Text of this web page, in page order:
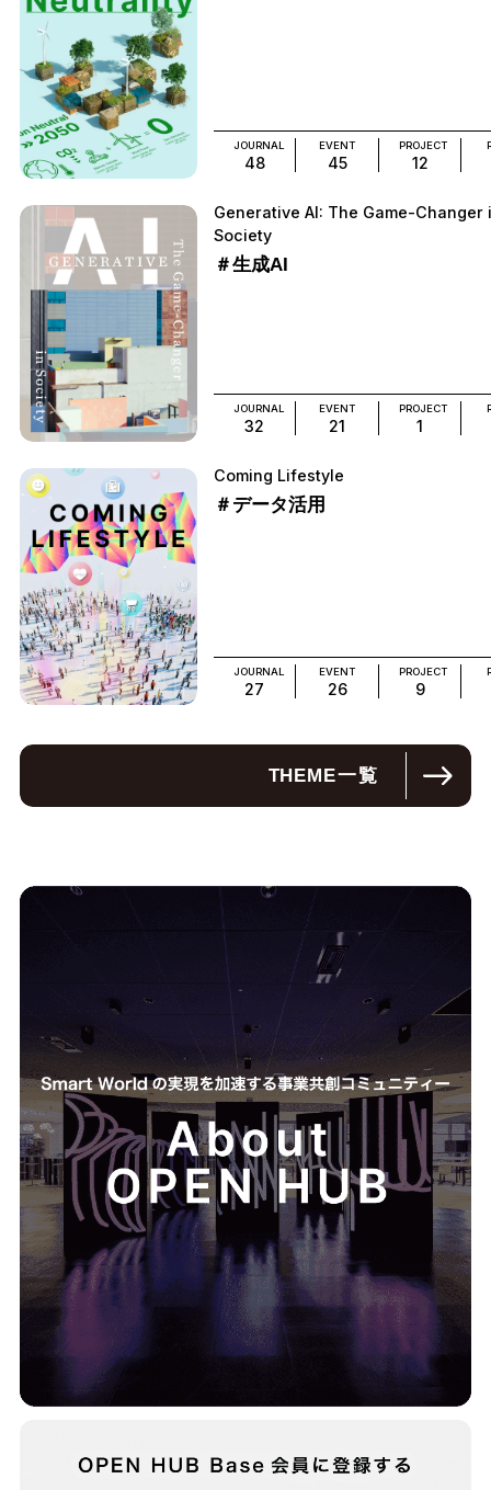
JOURNAL
48
EVENT
45
PROJECT
12
Generative AI: The Game-Changer
Society
＃生成AI
JOURNAL
32
EVENT
21
PROJECT
1
Coming Lifestyle
＃データ活用
JOURNAL
27
EVENT
26
PROJECT
9
THEME一覧